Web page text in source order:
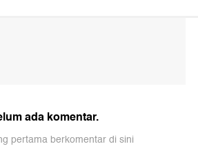
ada komentar.
pertama berkomentar di sini